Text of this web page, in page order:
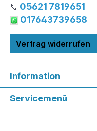
📞 05621 7819651
017643739658
Vertrag widerrufen
Information
Servicemenü